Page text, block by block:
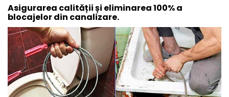
Asigurarea calității și eliminarea 100% a
blocajelor din canalizare.